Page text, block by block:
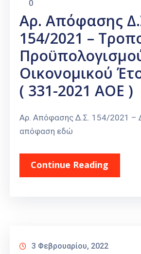
0
Αρ. Απόφασης
154/2021 –
Οικονομικού
( 331-2021 ΑΟΕ )
Αρ. Απόφασης Δ.Σ. 154/2021 –
απόφαση εδώ
Continue Reading
3 Φεβρουαρίου, 2022